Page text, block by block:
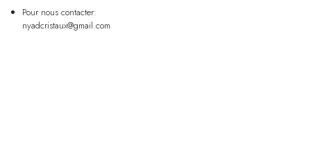
Pour nous contacter:
nyadcristaux@gmail.com